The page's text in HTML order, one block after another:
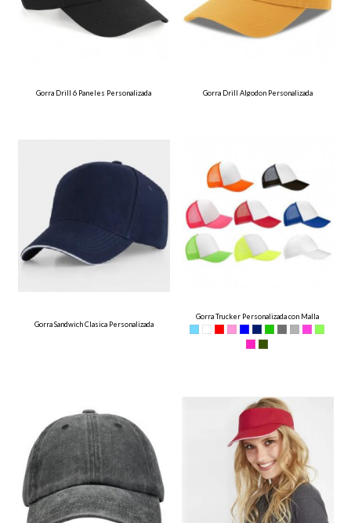
Gorra Drill 6 Paneles Personalizada Gorra Drill Algodon Personalizada
Gorra Sandwich Clasica Personalizada
Gorra Trucker Personalizada con Malla